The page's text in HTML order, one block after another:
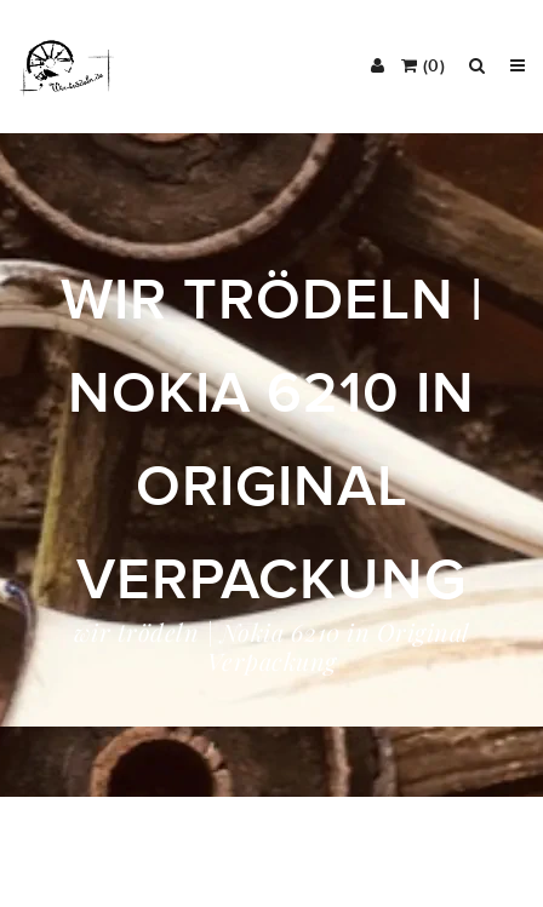
(0)
WIR TRÖDELN |
NOKIA 6210 IN
ORIGINAL
VERPACKUNG
wir trödeln | Nokia 6210 in Original
Verpackung